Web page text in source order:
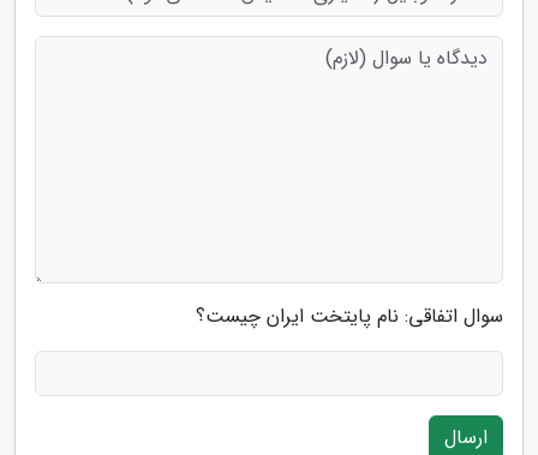
سوال اتفاقی: نام پایتخت ایران چیست؟
ارسال